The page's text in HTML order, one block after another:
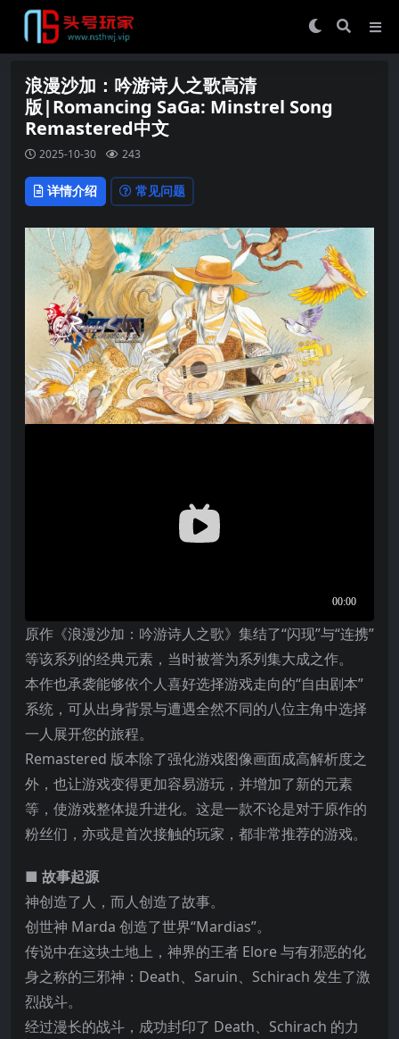
浪漫沙加：吟游诗人之歌高清
版|Romancing SaGa: Minstrel Song
Remastered中文
2025-10-30 243
详情介绍 常见问题
原作《浪漫沙加：吟游诗人之歌》集结了“闪现”与“连携”
等该系列的经典元素，当时被誉为系列集大成之作。
本作也承袭能够依个人喜好选择游戏走向的“自由剧本”
系统，可从出身背景与遭遇全然不同的八位主角中选择
一人展开您的旅程。
Remastered 版本除了强化游戏图像画面成高解析度之
外，也让游戏变得更加容易游玩，并增加了新的元素
等，使游戏整体提升进化。这是一款不论是对于原作的
粉丝们，亦或是首次接触的玩家，都非常推荐的游戏。
■ 故事起源
神创造了人，而人创造了故事。
创世神 Marda 创造了世界“Mardias”。
传说中在这块土地上，神界的王者 Elore 与有邪恶的化
身之称的三邪神：Death、Saruin、Schirach 发生了激
烈战斗。
经过漫长的战斗，成功封印了 Death、Schirach 的力